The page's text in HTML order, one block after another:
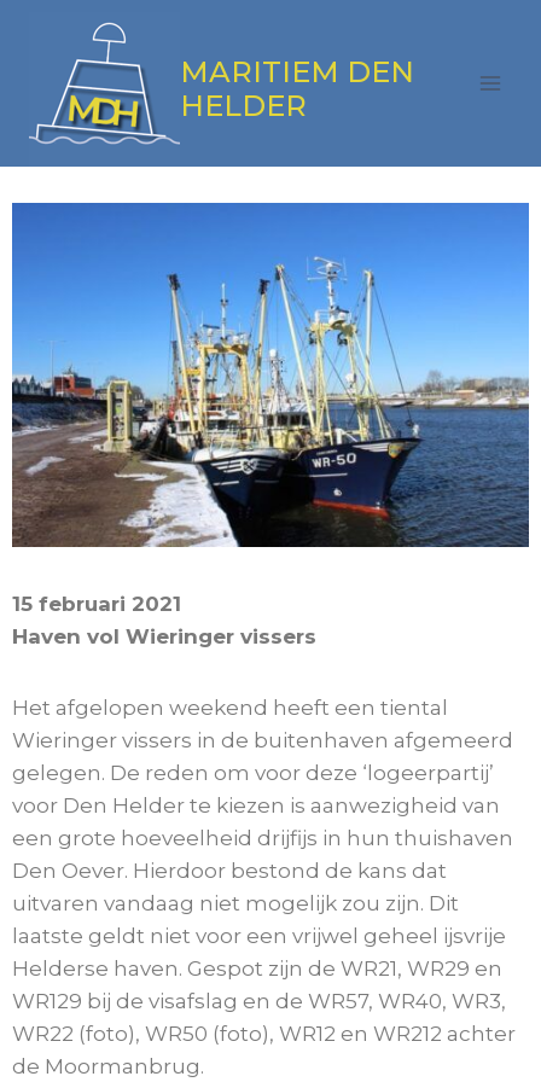
MARITIEM DEN
HELDER
15 februari 2021
Haven vol Wieringer vissers
Het afgelopen weekend heeft een tiental
Wieringer vissers in de buitenhaven afgemeerd
gelegen. De reden om voor deze ‘logeerpartij’
voor Den Helder te kiezen is aanwezigheid van
een grote hoeveelheid drijfijs in hun thuishaven
Den Oever. Hierdoor bestond de kans dat
uitvaren vandaag niet mogelijk zou zijn. Dit
laatste geldt niet voor een vrijwel geheel ijsvrije
Helderse haven. Gespot zijn de WR21, WR29 en
WR129 bij de visafslag en de WR57, WR40, WR3,
WR22 (foto), WR50 (foto), WR12 en WR212 achter
de Moormanbrug.